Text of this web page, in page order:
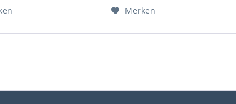
Merken